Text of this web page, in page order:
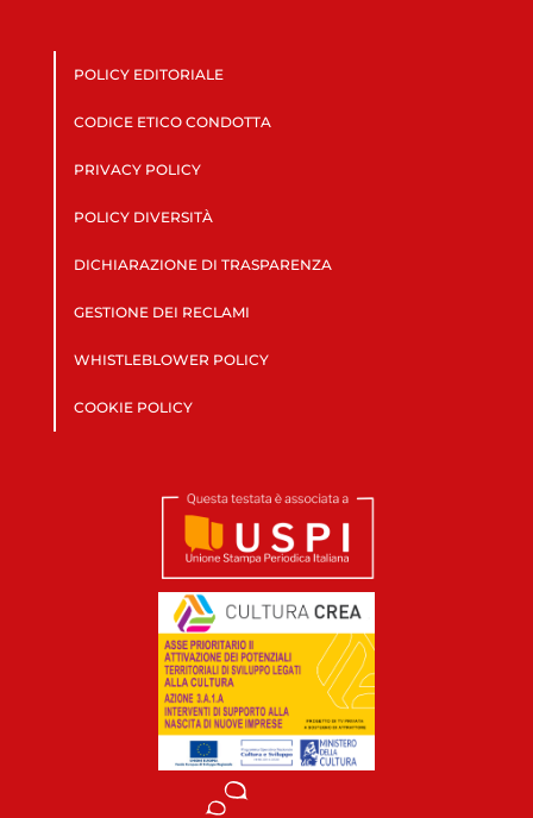
POLICY EDITORIALE
CODICE ETICO CONDOTTA
PRIVACY POLICY
POLICY DIVERSITÀ
DICHIARAZIONE DI TRASPARENZA
GESTIONE DEI RECLAMI
WHISTLEBLOWER POLICY
COOKIE POLICY